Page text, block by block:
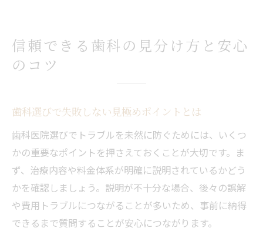
信頼できる歯科の見分け方と安心
のコツ
歯科選びで失敗しない見極めポイントとは
歯科医院選びでトラブルを未然に防ぐためには、いくつ
かの重要なポイントを押さえておくことが大切です。ま
ず、治療内容や料金体系が明確に説明されているかどう
かを確認しましょう。説明が不十分な場合、後々の誤解
や費用トラブルにつながることが多いため、事前に納得
できるまで質問することが安心につながります。